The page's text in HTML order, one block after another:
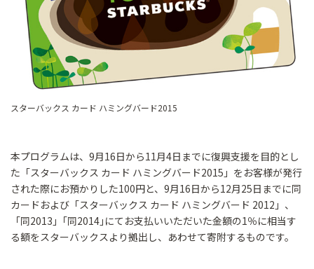
スターバックス カード ハミングバード2015
本プログラムは、9月16日から11月4日までに復興支援を目的とし
た「スターバックス カード ハミングバード2015」をお客様が発行
された際にお預かりした100円と、9月16日から12月25日までに同
カードおよび「スターバックス カード ハミングバード 2012」、
「同2013」｢同2014｣にてお支払いいただいた金額の1％に相当す
る額をスターバックスより拠出し、あわせて寄附するものです。